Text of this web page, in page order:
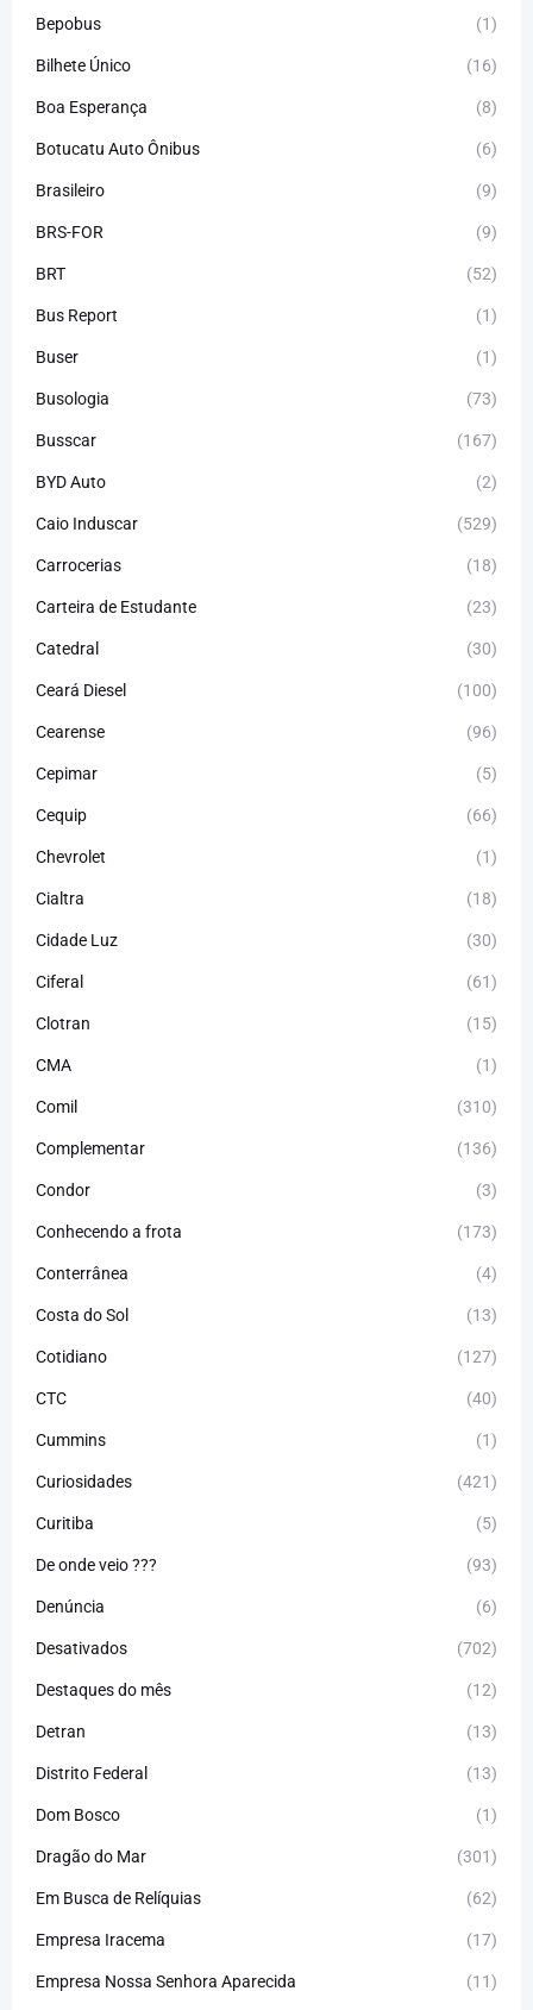
Bepobus (1)
Bilhete Único (16)
Boa Esperança (8)
Botucatu Auto Ônibus (6)
Brasileiro (9)
BRS-FOR (9)
BRT (52)
Bus Report (1)
Buser (1)
Busologia (73)
Busscar (167)
BYD Auto (2)
Caio Induscar (529)
Carrocerias (18)
Carteira de Estudante (23)
Catedral (30)
Ceará Diesel (100)
Cearense (96)
Cepimar (5)
Cequip (66)
Chevrolet (1)
Cialtra (18)
Cidade Luz (30)
Ciferal (61)
Clotran (15)
CMA (1)
Comil (310)
Complementar (136)
Condor (3)
Conhecendo a frota (173)
Conterrânea (4)
Costa do Sol (13)
Cotidiano (127)
CTC (40)
Cummins (1)
Curiosidades (421)
Curitiba (5)
De onde veio ??? (93)
Denúncia (6)
Desativados (702)
Destaques do mês (12)
Detran (13)
Distrito Federal (13)
Dom Bosco (1)
Dragão do Mar (301)
Em Busca de Relíquias (62)
Empresa Iracema (17)
Empresa Nossa Senhora Aparecida (11)